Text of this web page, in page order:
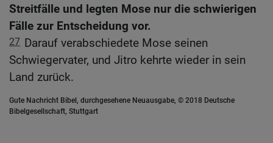
Streitfälle und legten Mose nur die schwierigen
Fälle zur Entscheidung vor.
27 Darauf verabschiedete Mose seinen
Schwiegervater, und Jitro kehrte wieder in sein
Land zurück.
Gute Nachricht Bibel, durchgesehene Neuausgabe, © 2018 Deutsche
Bibelgesellschaft, Stuttgart